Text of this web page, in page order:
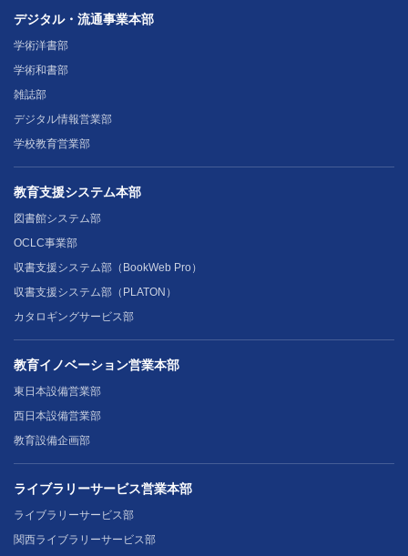
デジタル・流通事業本部
学術洋書部
学術和書部
雑誌部
デジタル情報営業部
学校教育営業部
教育支援システム本部
図書館システム部
OCLC事業部
収書支援システム部（BookWeb Pro）
収書支援システム部（PLATON）
カタロギングサービス部
教育イノベーション営業本部
東日本設備営業部
西日本設備営業部
教育設備企画部
ライブラリーサービス営業本部
ライブラリーサービス部
関西ライブラリーサービス部